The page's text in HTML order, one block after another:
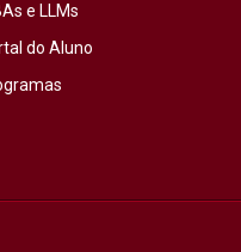
e LLMs
do Aluno